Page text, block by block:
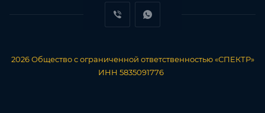
2026 Общество с ограниченной ответственностью «СПЕКТР»
ИНН 5835091776